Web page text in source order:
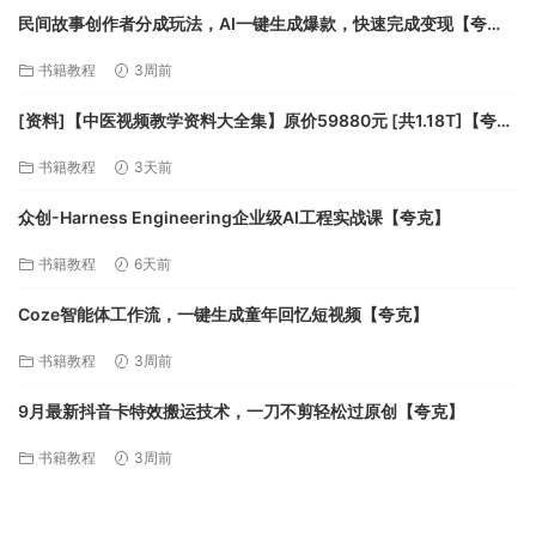
民间故事创作者分成玩法，AI一键生成爆款，快速完成变现【夸
书籍教程 3周前
[资料]【中医视频教学资料大全集】原价59880元 [共1.18T]【夸
书籍教程 3天前
众创-Harness Engineering企业级AI工程实战课【夸克】
书籍教程 6天前
Coze智能体工作流，一键生成童年回忆短视频【夸克】
书籍教程 3周前
9月最新抖音卡特效搬运技术，一刀不剪轻松过原创【夸克】
书籍教程 3周前